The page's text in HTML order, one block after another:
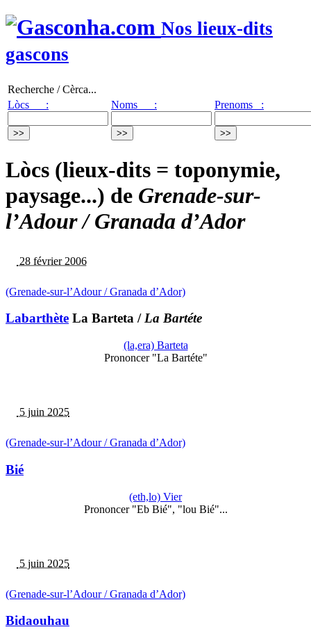
Nos lieux-dits
gascons
Recherche / Cèrca...
Lòcs :
Noms : Prenoms :
Lòcs (lieux-dits = toponymie,
paysage...) de Grenade-sur-
l’Adour / Granada d’Ador
28 février 2006
(Grenade-sur-l’Adour / Granada d’Ador)
Labarthète La Barteta /La Bartéte
(la,era) Barteta
Prononcer "La Bartéte"
5 juin 2025
(Grenade-sur-l’Adour / Granada d’Ador)
Bié
(eth,lo) Vier
Prononcer "Eb Bié", "lou Bié"...
5 juin 2025
(Grenade-sur-l’Adour / Granada d’Ador)
Bidaouhau